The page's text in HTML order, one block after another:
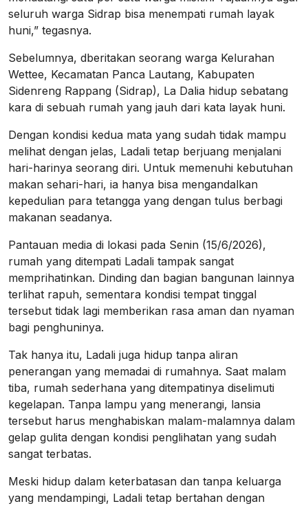
seluruh warga Sidrap bisa menempati rumah layak
huni,” tegasnya.
Sebelumnya, dberitakan seorang warga Kelurahan
Wettee, Kecamatan Panca Lautang, Kabupaten
Sidenreng Rappang (Sidrap), La Dalia hidup sebatang
kara di sebuah rumah yang jauh dari kata layak huni.
Dengan kondisi kedua mata yang sudah tidak mampu
melihat dengan jelas, Ladali tetap berjuang menjalani
hari-harinya seorang diri. Untuk memenuhi kebutuhan
makan sehari-hari, ia hanya bisa mengandalkan
kepedulian para tetangga yang dengan tulus berbagi
makanan seadanya.
Pantauan media di lokasi pada Senin (15/6/2026),
rumah yang ditempati Ladali tampak sangat
memprihatinkan. Dinding dan bagian bangunan lainnya
terlihat rapuh, sementara kondisi tempat tinggal
tersebut tidak lagi memberikan rasa aman dan nyaman
bagi penghuninya.
Tak hanya itu, Ladali juga hidup tanpa aliran
penerangan yang memadai di rumahnya. Saat malam
tiba, rumah sederhana yang ditempatinya diselimuti
kegelapan. Tanpa lampu yang menerangi, lansia
tersebut harus menghabiskan malam-malamnya dalam
gelap gulita dengan kondisi penglihatan yang sudah
sangat terbatas.
Meski hidup dalam keterbatasan dan tanpa keluarga
yang mendampingi, Ladali tetap bertahan dengan